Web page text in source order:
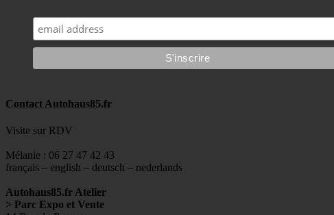
Contact Autohaus85.fr
Visite sur RDV
Mélanie : 06 27 47 42 43
français – english – deutsch – nederlands
Autohaus85.fr Atelier
> Parc Expo et Vente